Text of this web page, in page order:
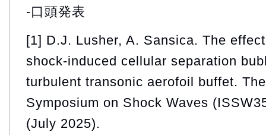
-口頭発表
[1] D.J. Lusher, A. Sansica. The
shock-induced cellular separation
turbulent transonic aerofoil buffet.
Symposium on Shock Waves
(July 2025).